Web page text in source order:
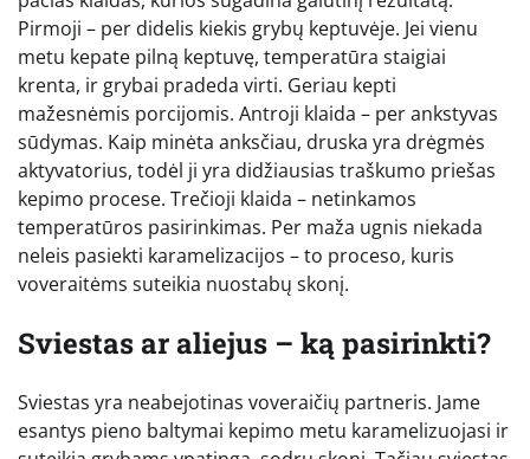
Pirmoji – per didelis kiekis grybų keptuvėje. Jei vienu
metu kepate pilną keptuvę, temperatūra staigiai
krenta, ir grybai pradeda virti. Geriau kepti
mažesnėmis porcijomis. Antroji klaida – per ankstyvas
sūdymas. Kaip minėta anksčiau, druska yra drėgmės
aktyvatorius, todėl ji yra didžiausias traškumo priešas
kepimo procese. Trečioji klaida – netinkamos
temperatūros pasirinkimas. Per maža ugnis niekada
neleis pasiekti karamelizacijos – to proceso, kuris
voveraitėms suteikia nuostabų skonį.
Sviestas ar aliejus – ką pasirinkti?
Sviestas yra neabejotinas voveraičių partneris. Jame
esantys pieno baltymai kepimo metu karamelizuojasi ir